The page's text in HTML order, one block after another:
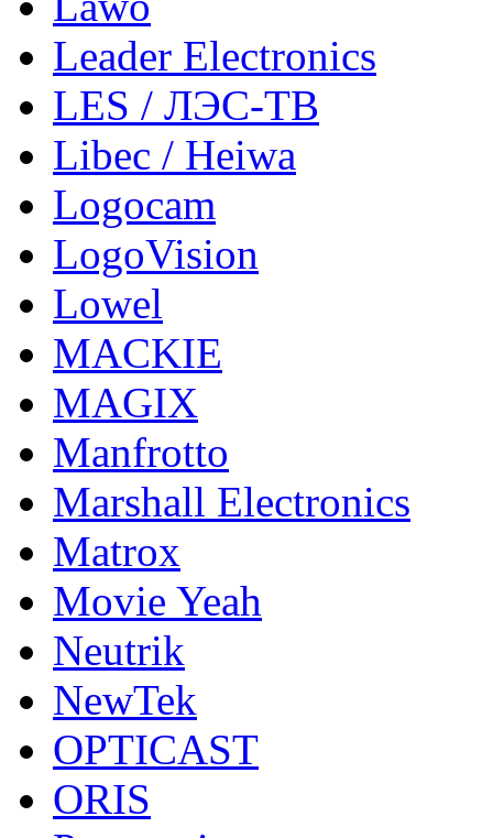
Leader Electronics
LES / ЛЭС-ТВ
Libec / Heiwa
Logocam
LogoVision
Lowel
MACKIE
MAGIX
Manfrotto
Marshall Electronics
Matrox
Movie Yeah
Neutrik
NewTek
OPTICAST
ORIS